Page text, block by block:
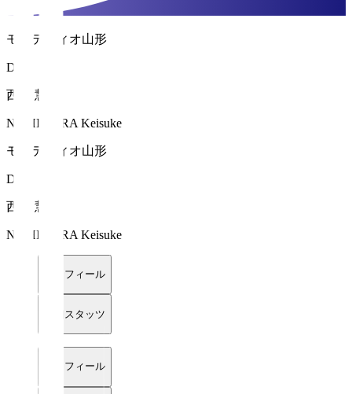
モンテディオ山形
DF 4
西村 慧祐
NISHIMURA Keisuke
モンテディオ山形
DF 4
西村 慧祐
NISHIMURA Keisuke
プロフィール
詳細スタッツ
プロフィール